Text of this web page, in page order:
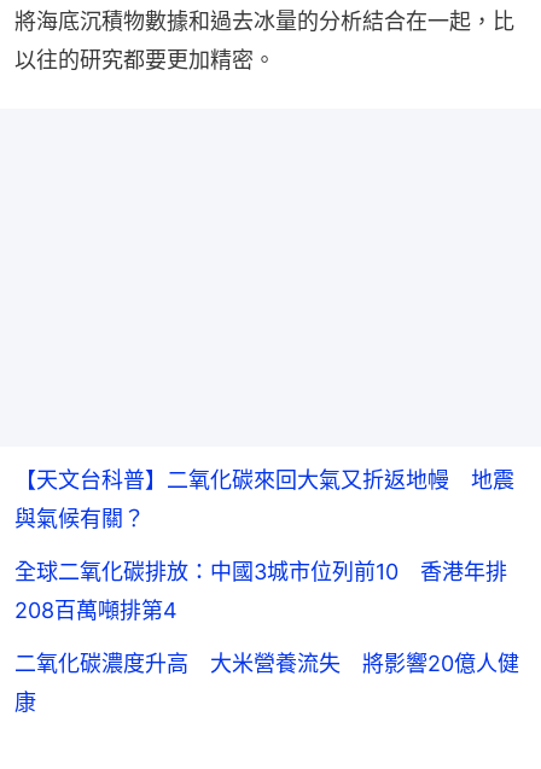
將海底沉積物數據和過去冰量的分析結合在一起，比
以往的研究都要更加精密。
【天文台科普】二氧化碳來回大氣又折返地幔 地震
與氣候有關？
全球二氧化碳排放：中國3城市位列前10 香港年排
208百萬噸排第4
二氧化碳濃度升高 大米營養流失 將影響20億人健
康